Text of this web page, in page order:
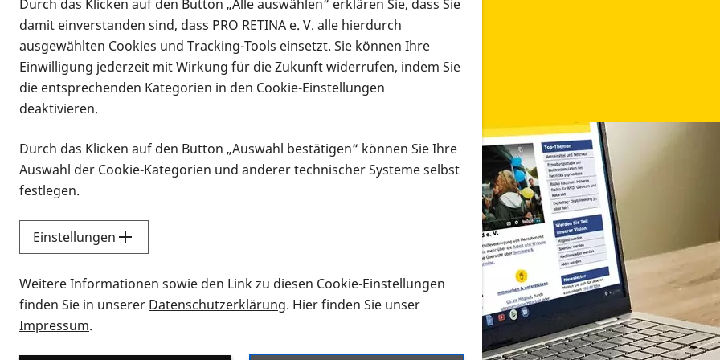
Infomaterial
Infomaterial
Vorlesen
Alle Infomaterialien in verschiedenen Formaten an
Sie möchten wissen, wie Sie nach Infonmaterial suchen und dieses bestellen bzw. herunterladen
Durch das Klicken auf den Button „Alle auswählen“ erklären Sie, dass Sie
damit einverstanden sind, dass PRO RETINA e. V. alle hierdurch
ausgewählten Cookies und Tracking-Tools einsetzt. Sie können Ihre
Einwilligung jederzeit mit Wirkung für die Zukunft widerrufen, indem Sie
die entsprechenden Kategorien in den Cookie-Einstellungen
deaktivieren.
Durch das Klicken auf den Button „Auswahl bestätigen“ können Sie Ihre
Auswahl der Cookie-Kategorien und anderer technischer Systeme selbst
festlegen.
Einstellungen
Weitere Informationen sowie den Link zu diesen Cookie-Einstellungen
finden Sie in unserer Datenschutzerklärung. Hier finden Sie unser
Impressum.